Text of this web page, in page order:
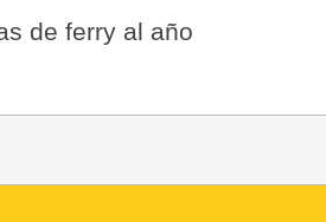
de ferry al año